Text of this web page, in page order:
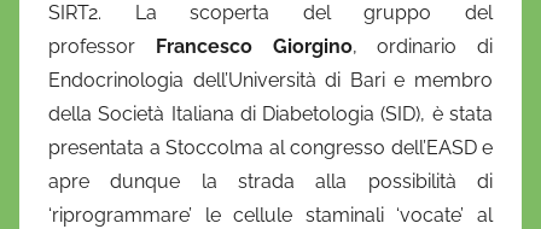
i
e
l
a
D
O
SIRT2. La scoperta del gruppo del
professor
Francesco Giorgino, ordinario di
Endocrinologia dell’Università di Bari e membro
della Società Italiana di Diabetologia (SID), è stata
presentata a Stoccolma al congresso dell’EASD e
apre dunque la strada alla possibilità di
‘riprogrammare’ le cellule staminali ‘vocate’ al